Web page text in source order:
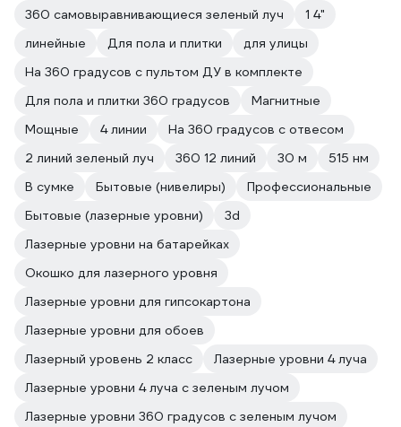
360 самовыравнивающиеся зеленый луч
1 4"
линейные
Для пола и плитки
для улицы
На 360 градусов с пультом ДУ в комплекте
Для пола и плитки 360 градусов
Магнитные
Мощные
4 линии
На 360 градусов с отвесом
2 линий зеленый луч
360 12 линий 30 м
515 нм
В сумке
Бытовые (нивелиры)
Профессиональные
Бытовые (лазерные уровни)
3d
Лазерные уровни на батарейках
Окошко для лазерного уровня
Лазерные уровни для гипсокартона
Лазерные уровни для обоев
Лазерный уровень 2 класс
Лазерные уровни 4 луча
Лазерные уровни 4 луча с зеленым лучом
Лазерные уровни 360 градусов с зеленым лучом